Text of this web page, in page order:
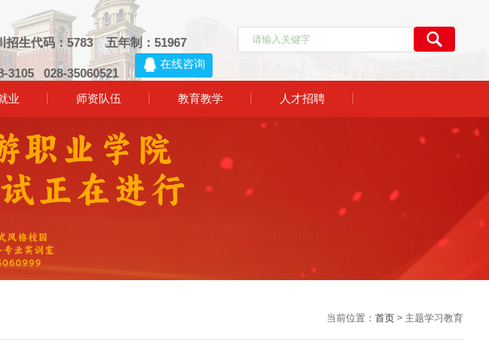
招生代码：5783 五年制：51967
3105 028-35060521
业 师资队伍 教育教学 人才招聘
当前位置： 首页 > 主题学习教育